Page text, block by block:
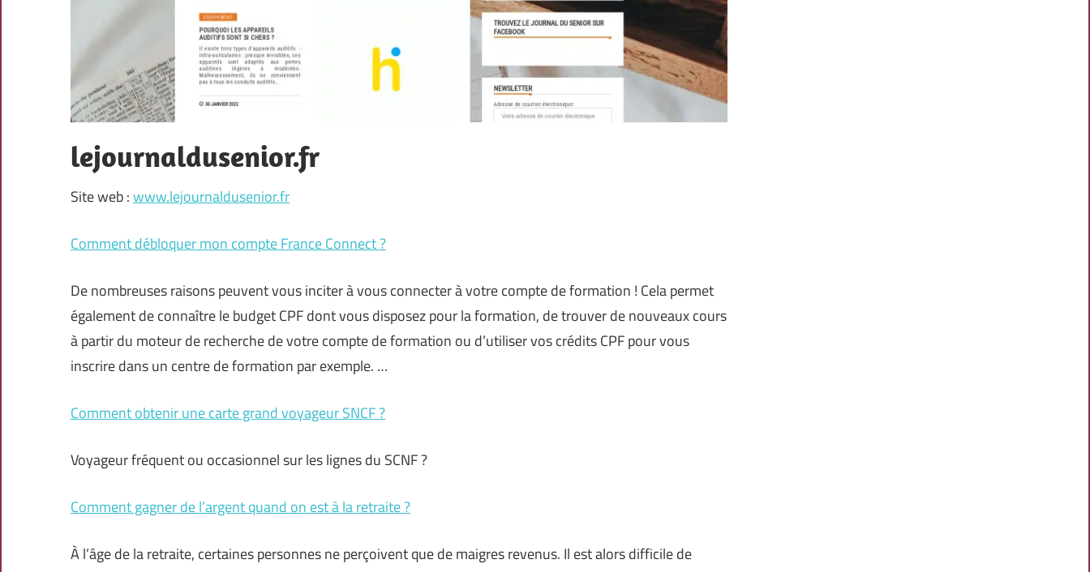
lejournaldusenior.fr
Site web :www.lejournaldusenior.fr
Comment débloquer mon compte France Connect ?
De nombreuses raisons peuvent vous inciter à vous connecter à votre compte de formation ! Cela permet
également de connaître le budget CPF dont vous disposez pour la formation, de trouver de nouveaux cours
à partir du moteur de recherche de votre compte de formation ou d’utiliser vos crédits CPF pour vous
inscrire dans un centre de formation par exemple. …
Comment obtenir une carte grand voyageur SNCF ?
Voyageur fréquent ou occasionnel sur les lignes du SCNF ?
Comment gagner de l’argent quand on est à la retraite ?
À l’âge de la retraite, certaines personnes ne perçoivent que de maigres revenus. Il est alors difficile de